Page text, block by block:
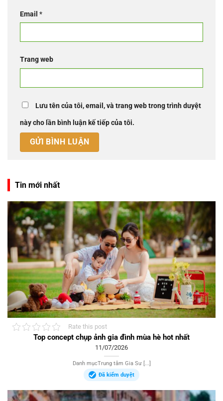
Email *
Trang web
Lưu tên của tôi, email, và trang web trong trình duyệt
này cho lần bình luận kế tiếp của tôi.
Tin mới nhất
Rate this post
Top concept chụp ảnh gia đình mùa hè hot nhất
11/07/2026
Danh mụcTrung tâm Gia Sư [...]
Đã kiểm duyệt